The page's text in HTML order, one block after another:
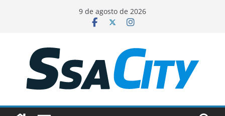
conteúdo
9 de agosto de 2026